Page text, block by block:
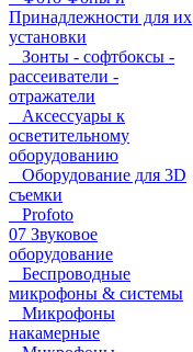
Принадлежности для их
установки
Зонты - софтбоксы -
рассеиватели -
отражатели
Аксессуары к
осветительному
оборудованию
Оборудование для 3D
съемки
Profoto
07 Звуковое
оборудование
Беспроводные
микрофоны & системы
Микрофоны
накамерные